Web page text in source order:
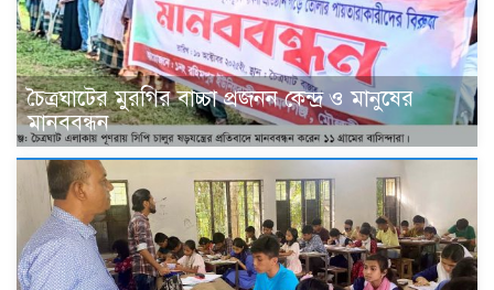
চৈত্রঘাটের মুরগির বাচ্চা প্রজনন কেন্দ্র ও মানুষের
মানববন্ধন